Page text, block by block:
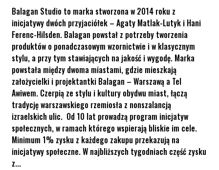
Balagan Studio to marka stworzona w 2014 roku z
inicjatywy dwóch przyjaciółek – Agaty Matlak-Lutyk i Hani
Ferenc-Hilsden. Balagan powstał z potrzeby tworzenia
produktów o ponadczasowym wzornictwie i w klasycznym
stylu, a przy tym stawiających na jakość i wygodę. Marka
powstała między dwoma miastami, gdzie mieszkają
założycielki i projektantki Balagan – Warszawą a Tel
Awiwem. Czerpią ze stylu i kultury obydwu miast, łączą
tradycję warszawskiego rzemiosła z nonszalancją
izraelskich ulic. Od 10 lat prowadzą program inicjatyw
społecznych, w ramach którego wspierają bliskie im cele.
Minimum 1% zysku z każdego zakupu przekazują na
inicjatywy społeczne. W najbliższych tygodniach część zysku
z...